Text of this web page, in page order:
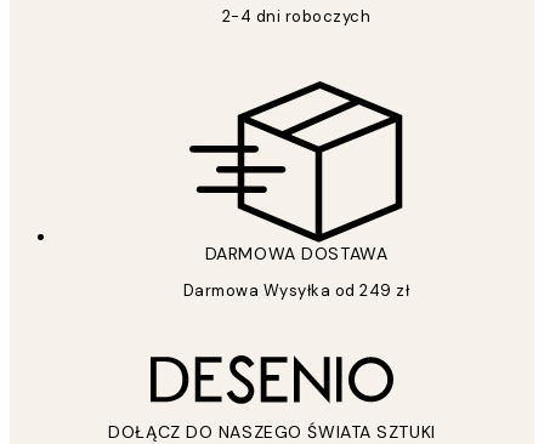
2-4 dni roboczych
DARMOWA DOSTAWA
Darmowa Wysyłka od 249 zł
DOŁĄCZ DO NASZEGO ŚWIATA SZTUKI